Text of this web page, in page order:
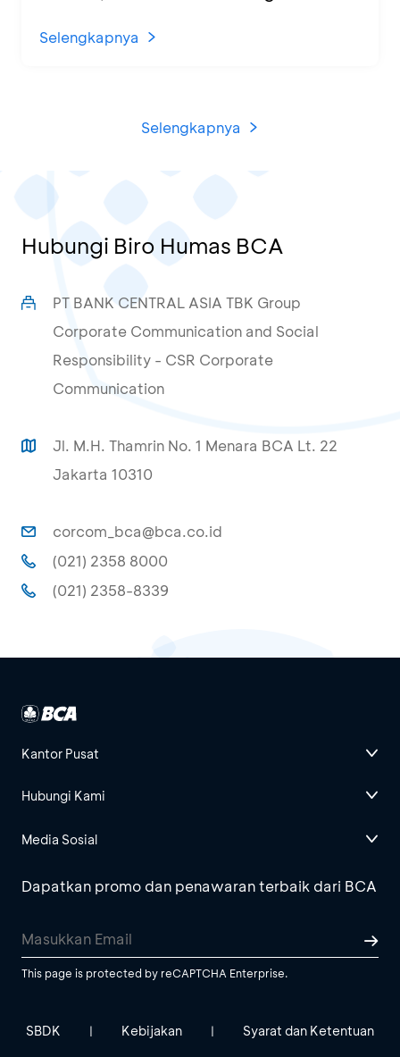
di KCU Tanjung Priok
Selengkapnya
Selengkapnya
Hubungi Biro Humas BCA
PT BANK CENTRAL ASIA TBK Group
Corporate Communication and Social
Responsibility - CSR Corporate
Communication
Jl. M.H. Thamrin No. 1 Menara BCA Lt. 22
Jakarta 10310
corcom_bca@bca.co.id
(021) 2358 8000
(021) 2358-8339
Kantor Pusat
Hubungi Kami
Media Sosial
Dapatkan promo dan penawaran terbaik dari BCA
This page is protected by reCAPTCHA Enterprise.
SBDK | Kebijakan | Syarat dan Ketentuan